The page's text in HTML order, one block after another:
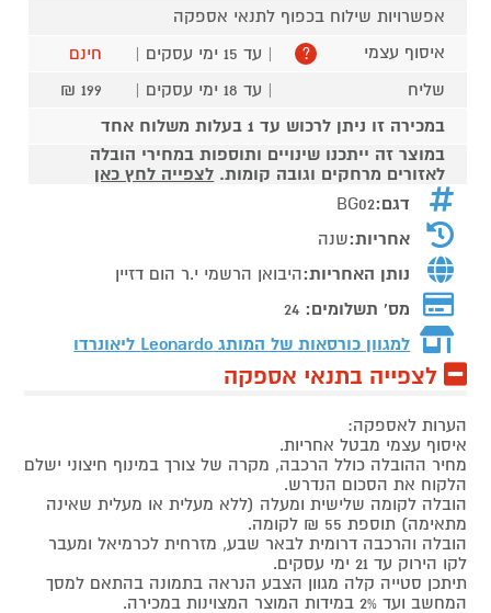
אפשרויות שילוח בכפוף לתנאי אספקה
איסוף עצמי
? | עד 15 ימי עסקים |
חינם
שליח
| עד 18 ימי עסקים |
199 ₪
במכירה זו ניתן לרכוש עד 1 בעלות משלוח אחד
במוצר זה ייתכנו שינויים ותוספות במחירי הובלה
לאזורים מרחקים וגובה קומות. לצפייה לחץ כאן
דגם:BG02
אחריות:שנה
נותן האחריות:היבואן הרשמי י.ר הום דזיין
מס' תשלומים: 24
למגוון כורסאות של המותג Leonardo ליאונרדו
לצפייה בתנאי אספקה
הערות לאספקה:
איסוף עצמי מבטל אחריות.
מחיר ההובלה כולל הרכבה, מקרה של צורך במינוף חיצוני ישלם
הלקוח את הסכום הנדרש.
הובלה לקומה שלישית ומעלה (ללא מעלית או מעלית שאינה
מתאימה) תוספת 55 ₪ לקומה.
הובלה והרכבה דרומית לבאר שבע, מזרחית לכרמיאל ומעבר
לקו הירוק עד 21 ימי עסקים.
תיתכן סטייה קלה מגוון הצבע הנראה בתמונה בהתאם למסך
המחשב ועד 2% במידות המוצר המצוינות במכירה.